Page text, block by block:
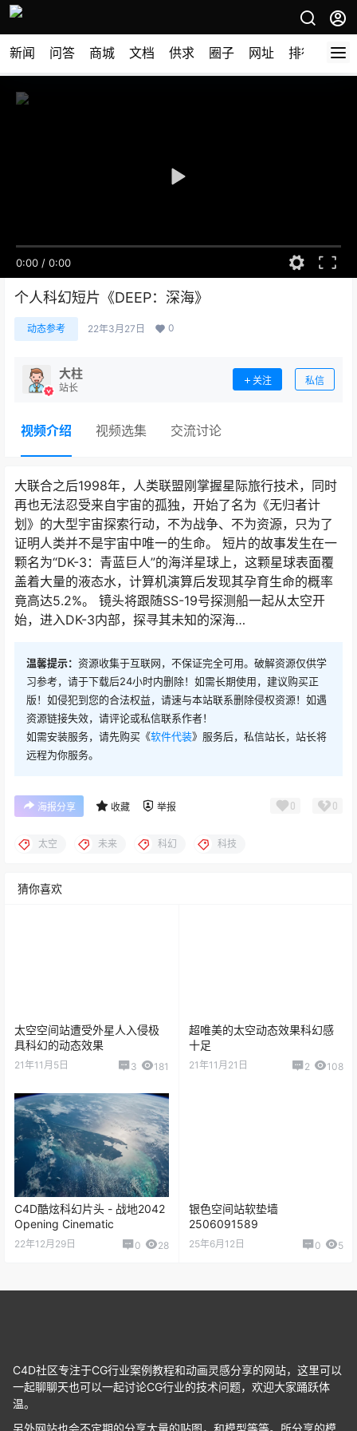
新闻 问答 商城 文档 供求 圈子 网址 排行榜
0:00 / 0:00
个人科幻短片《DEEP：深海》
动态参考 22年3月27日 0
大柱
站长
关注 私信
视频介绍 视频选集 交流讨论
大联合之后1998年，人类联盟刚掌握星际旅行技术，同时
再也无法忍受来自宇宙的孤独，开始了名为《无归者计
划》的大型宇宙探索行动，不为战争、不为资源，只为了
证明人类并不是宇宙中唯一的生命。 短片的故事发生在一
颗名为“DK-3：青蓝巨人”的海洋星球上，这颗星球表面覆
盖着大量的液态水，计算机演算后发现其孕育生命的概率
竟高达5.2%。 镜头将跟随SS-19号探测船一起从太空开
始，进入DK-3内部，探寻其未知的深海…
温馨提示： 资源收集于互联网，不保证完全可用。破解资源仅供学
习参考，请于下载后24小时内删除！如需长期使用，建议购买正
版！如侵犯到您的合法权益，请速与本站联系删除侵权资源！如遇
资源链接失效，请评论或私信联系作者！
如需安装服务，请先购买《软件代装》服务后，私信站长，站长将
远程为你服务。
海报分享 收藏 举报 0 0
太空 未来 科幻 科技
猜你喜欢
太空空间站遭受外星人入侵极
具科幻的动态效果
21年11月5日 3 181
超唯美的太空动态效果科幻感
十足
21年11月21日 2 108
C4D酷炫科幻片头 - 战地2042
Opening Cinematic
22年12月29日 0 28
银色空间站软垫墙
2506091589
25年6月12日 0 5
C4D社区专注于CG行业案例教程和动画灵感分享的网站，这里可以
一起聊聊天也可以一起讨论CG行业的技术问题，欢迎大家踊跃体
温。
另外网站也会不定期的分享大量的贴图，和模型等等。所分享的模